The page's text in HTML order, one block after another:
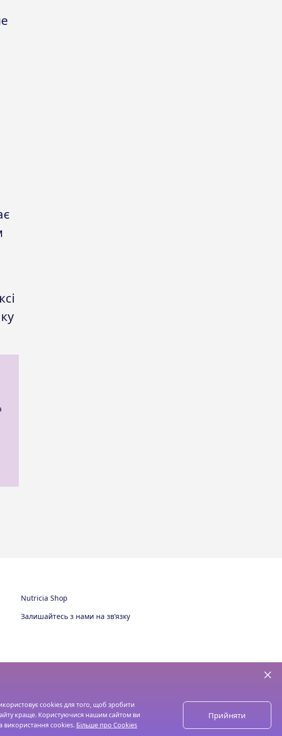
Nutricia Shop
Залишайтесь з нами на зв’язку
cookies для того, щоб зробити
краще. Користуючися нашим сайтом ви
використання cookies. Більше про Cookies
Прийняти